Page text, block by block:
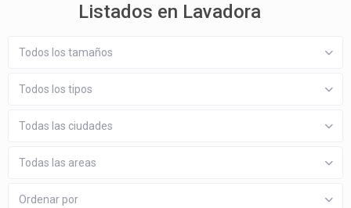
Listados en Lavadora
Todos los tamaños
Todos los tipos
Todas las ciudades
Todas las areas
Ordenar por